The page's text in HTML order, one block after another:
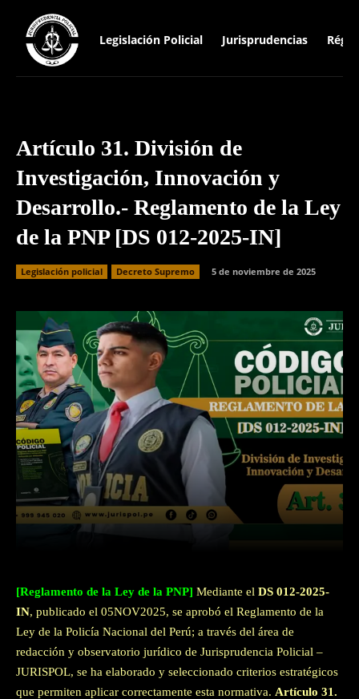
Legislación Policial Jurisprudencias
Artículo 31. División de
Investigación, Innovación y
Desarrollo.- Reglamento de la Ley
de la PNP [DS 012-2025-IN]
Legislación policial Decreto Supremo 5 de noviembre de 2025
Facebook
[Reglamento de la Ley de la PNP] Mediante el DS 012-2025-
IN, publicado el 05NOV2025, se aprobó el Reglamento de la
Ley de la Policía Nacional del Perú; a través del área de
redacción y observatorio jurídico de Jurisprudencia Policial –
JURISPOL, se ha elaborado y seleccionado criterios estratégicos
que permiten aplicar correctamente esta normativa. Artículo 31.